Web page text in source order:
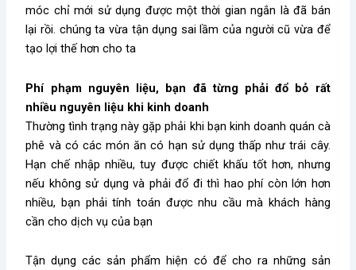
móc chỉ mới sử dụng được một thời gian ngắn là đã bán
lại rồi. chúng ta vừa tận dụng sai lầm của người cũ vừa để
tạo lợi thế hơn cho ta
Phí phạm nguyên liệu, bạn đã từng phải đổ bỏ rất
nhiều nguyên liệu khi kinh doanh
Thường tình trạng này gặp phải khi bạn kinh doanh quán cà
phê và có các món ăn có hạn sử dụng thấp như trái cây.
Hạn chế nhập nhiều, tuy được chiết khấu tốt hơn, nhưng
nếu không sử dụng và phải đổ đi thì hao phí còn lớn hơn
nhiều, bạn phải tính toán được nhu cầu mà khách hàng
cần cho dịch vụ của bạn
Tận dụng các sản phẩm hiện có để cho ra những sản